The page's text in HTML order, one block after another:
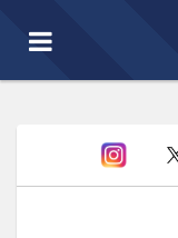
Toggle
navigation